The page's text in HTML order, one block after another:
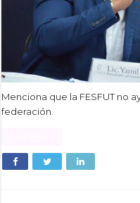
Menciona que la FESFUT no
federación.